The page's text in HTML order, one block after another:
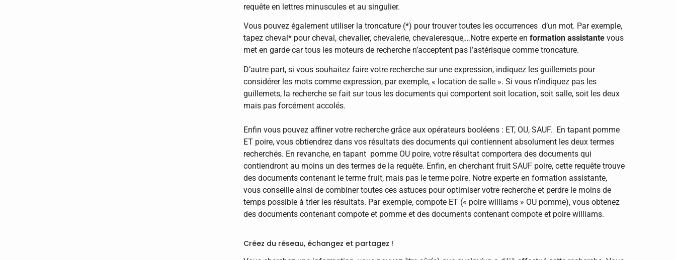
requête en lettres minuscules et au singulier.
Vous pouvez également utiliser la troncature (*) pour trouver toutes les occurrences d’un mot. Par exemple,
tapez cheval* pour cheval, chevalier, chevalerie, chevaleresque,…Notre experte en formation assistante vous
met en garde car tous les moteurs de recherche n’acceptent pas l’astérisque comme troncature.
D’autre part, si vous souhaitez faire votre recherche sur une expression, indiquez les guillemets pour
considérer les mots comme expression, par exemple, « location de salle ». Si vous n’indiquez pas les
guillemets, la recherche se fait sur tous les documents qui comportent soit location, soit salle, soit les deux
mais pas forcément accolés.
Enfin vous pouvez affiner votre recherche grâce aux opérateurs booléens : ET, OU, SAUF. En tapant pomme
ET poire, vous obtiendrez dans vos résultats des documents qui contiennent absolument les deux termes
recherchés. En revanche, en tapant pomme OU poire, votre résultat comportera des documents qui
contiendront au moins un des termes de la requête. Enfin, en cherchant fruit SAUF poire, cette requête trouve
des documents contenant le terme fruit, mais pas le terme poire. Notre experte en formation assistante,
vous conseille ainsi de combiner toutes ces astuces pour optimiser votre recherche et perdre le moins de
temps possible à trier les résultats. Par exemple, compote ET (« poire williams » OU pomme), vous obtenez
des documents contenant compote et pomme et des documents contenant compote et poire williams.
Créez du réseau, échangez et partagez !